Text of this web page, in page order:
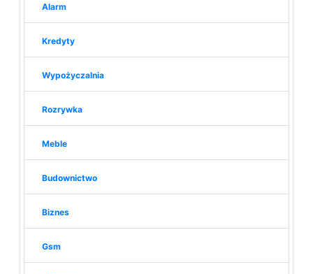
Alarm
Kredyty
Wypożyczalnia
Rozrywka
Meble
Budownictwo
Biznes
Gsm